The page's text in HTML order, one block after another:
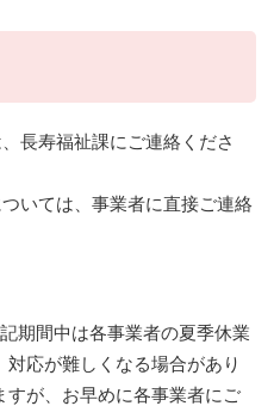
長寿福祉課にご連絡くださ
いては、事業者に直接ご連絡
期間中は各事業者の夏季休業
応が難しくなる場合があり
すが、お早めに各事業者にご